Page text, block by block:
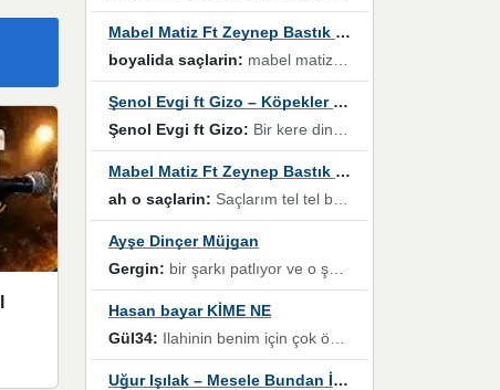
Mabel Matiz Ft Zeynep Bastık – Saçların
boyalida saçlarin: mabel matiz'in maya albümünde yer alan güzellerden. parça da şarkı hani! müzikal altyapısına vurulduğum, sözlerinde kaybolduğum bir parça olmuş.
Şenol Evgi ft Gizo – Köpekler Tanımadıklarına havlar
Şenol Evgi ft Gizo: Bir kere dinlememe rağmen kulaklardan gitmiyor sen sen sen sen kurban ol sen sen sen sen hayran ol yükses ses müzik dinleme sebebisiniz canlar bomba gibi patladınız maşallah
Mabel Matiz Ft Zeynep Bastık – Saçların
ah o saçlarin: Saçlarım tel tel beyazlıyor beyazlagına degil yanımda sen yoksun ona üzülüyorum günler bir bir geçiyor geçen günlere değil sensiz geçen günlere darılıyorum,Dinledikce asla kavusamayacagim ama asla unutamicagim sevdiğim adam için yanar içim
Ayşe Dinçer Müjgan
Gergin: bir şarkı patlıyor ve o şarkıyı millet her paylaşımın altına koyuyor ve öyle bir durum hal alıyor ki şarkıyı dinlemeden şarkıdan bikıyorsun Ama bu enteresan bir şekilde dillere dolanıyor millet olarak seviyoruz dertlerle boğuşurken bir yandan da göbek atmayi))) diyeceklerim bu kadar güzel hoş bir sayfa emeğinize sağlık arkadaşlar kolay gelsin
Hasan bayar KİME NE
Gül34: Ilahinin benim için çok özel bir yeri var İlk çıktığında komşum ne kadar yüksek sesle dinliyorsa orada duymuştum ve YouTube'dan aratıp Bu ilahiyi bulmuştum ve sonra müdavimi oldum günlük Ben de 3-5 kere dinleyip ezberleyip artık ilahiye bende eşlik ediyorum yüksek sesle Allah razı olsun hizmet nimettir Rabbim sizin zahmetlerinize de hayırlı nimetler versin Selam ve dua ile Allah'a emanet olun
Uğur Işılak – Mesele Bundan İbaret